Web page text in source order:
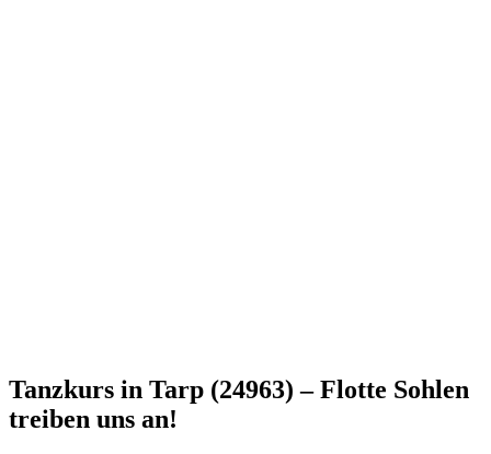
Tanzkurs in Tarp (24963) – Flotte Sohlen
treiben uns an!